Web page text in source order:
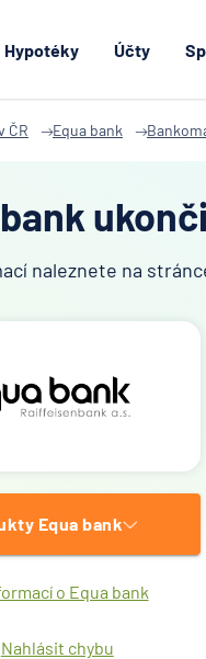
Hypotéky Účty
ČR Equa bank
naleznete na
Equa bank
o Equa bank
Nahlásit chybu